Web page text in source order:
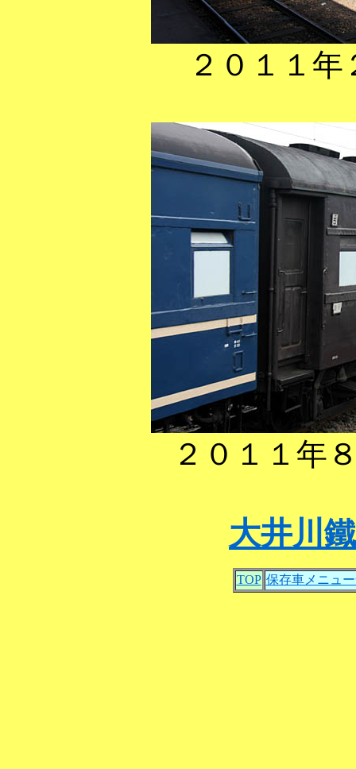
２０１１
２０１１年
大井川
TOP 保存車メニュ